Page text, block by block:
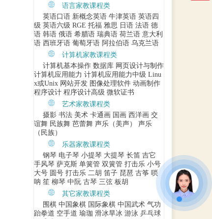
语言家教课程类
英语口语 新概念英语 牛津英语 英语四
级 英语六级 RGE 托福 雅思 日语 法语 德
语 韩语 俄语 希腊语 瑞典语 荷兰语 意大利
语 西班牙语 葡萄牙语 阿拉伯语 乌克兰语
计算机家教课程类
计算机基本操作 数据库 网页设计与制作
计算机应用能力 计算机应用能力中级 Linu
x或Unix 网站开发 图像处理软件 动画制作
程序设计 程序设计高级 微软证书
艺术家教课程类
摄影 书法 美术 卡通画 国画 西洋画 交
谊舞 民族舞 芭蕾舞 声乐（美声）
声乐
（民族）
乐器家教课程类
钢琴 电子琴 小提琴 大提琴 长笛 吉它
手风琴 萨克斯 单簧管 双簧管 打击乐 小号
大号 圆号 打击乐 二胡 笛子 琵琶 古筝 唢
呐 笙 柳琴 中阮 古琴 三弦 板胡
其它家教课程类
围棋 中国象棋 国际象棋 中国武术 气功
跆拳道 空手道 瑜珈 滑冰旱冰 游泳 乒乓球